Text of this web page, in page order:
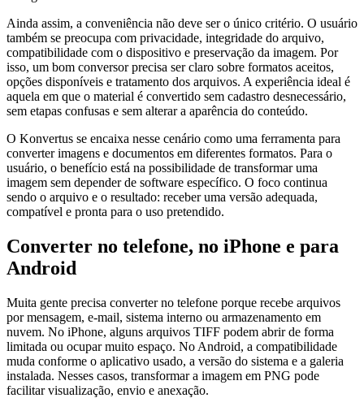
Ainda assim, a conveniência não deve ser o único critério. O usuário
também se preocupa com privacidade, integridade do arquivo,
compatibilidade com o dispositivo e preservação da imagem. Por
isso, um bom conversor precisa ser claro sobre formatos aceitos,
opções disponíveis e tratamento dos arquivos. A experiência ideal é
aquela em que o material é convertido sem cadastro desnecessário,
sem etapas confusas e sem alterar a aparência do conteúdo.
O Konvertus se encaixa nesse cenário como uma ferramenta para
converter imagens e documentos em diferentes formatos. Para o
usuário, o benefício está na possibilidade de transformar uma
imagem sem depender de software específico. O foco continua
sendo o arquivo e o resultado: receber uma versão adequada,
compatível e pronta para o uso pretendido.
Converter no telefone, no iPhone e para
Android
Muita gente precisa converter no telefone porque recebe arquivos
por mensagem, e-mail, sistema interno ou armazenamento em
nuvem. No iPhone, alguns arquivos TIFF podem abrir de forma
limitada ou ocupar muito espaço. No Android, a compatibilidade
muda conforme o aplicativo usado, a versão do sistema e a galeria
instalada. Nesses casos, transformar a imagem em PNG pode
facilitar visualização, envio e anexação.